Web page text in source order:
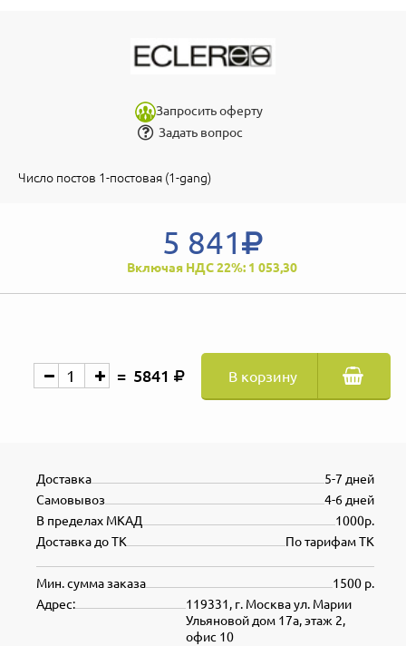
Запросить оферту
Задать вопрос
Число постов 1-постовая (1-gang)
5 841
Включая НДС 22%: 1 053,30
5841 В корзину
5-7 дней
Доставка
4-6 дней
Самовывоз
1000р.
В пределах МКАД
По тарифам ТК
Доставка до ТК
1500 р.
Мин. сумма заказа
119331, г. Москва ул. Марии
Ульяновой дом 17а, этаж 2,
офис 10
Адрес: